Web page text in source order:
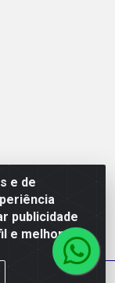
e de
publicidade
e melhorar a
962 - Bongi -
0001-48